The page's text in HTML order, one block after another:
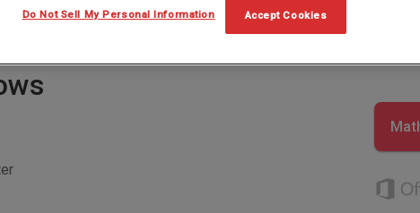
Accept Cookies
Do Not Sell My Personal Information